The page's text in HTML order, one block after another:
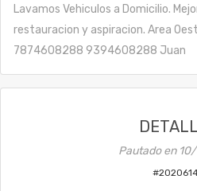
Lavamos Vehiculos a Domicilio.
restauracion y aspiracion. Area
7874608288 9394608288 Juan
Pautado en
#